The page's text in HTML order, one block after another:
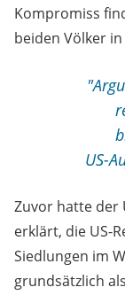
Kompromiss
beiden Völker
US-
Zuvor hatte der
erklärt, die US-
Siedlungen im
grundsätzlich